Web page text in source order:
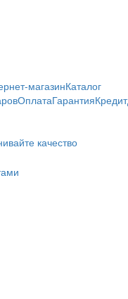
магазинКаталог
ОплатаГарантияКредит